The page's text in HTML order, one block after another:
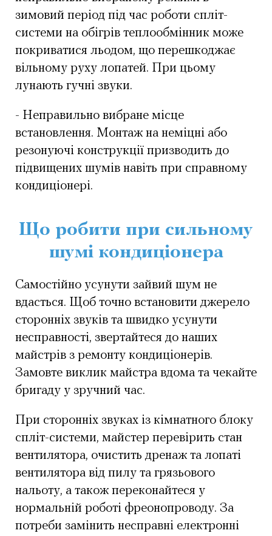
зимовий період під час роботи спліт-
системи на обігрів теплообмінник може
покриватися льодом, що перешкоджає
вільному руху лопатей. При цьому
лунають гучні звуки.
- Неправильно вибране місце
встановлення. Монтаж на неміцні або
резонуючі конструкції призводить до
підвищених шумів навіть при справному
кондиціонері.
Що робити при сильному
шумі кондиціонера
Самостійно усунути зайвий шум не
вдасться. Щоб точно встановити джерело
сторонніх звуків та швидко усунути
несправності, звертайтеся до наших
майстрів з ремонту кондиціонерів.
Замовте виклик майстра вдома та чекайте
бригаду у зручний час.
При сторонніх звуках із кімнатного блоку
спліт-системи, майстер перевірить стан
вентилятора, очистить дренаж та лопаті
вентилятора від пилу та грязьового
нальоту, а також переконайтеся у
нормальній роботі фреонопроводу. За
потреби замінить несправні електронні